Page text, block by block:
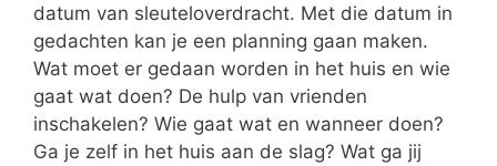
datum van sleuteloverdracht. Met die datum in
gedachten kan je een planning gaan maken.
Wat moet er gedaan worden in het huis en wie
gaat wat doen? De hulp van vrienden
inschakelen? Wie gaat wat en wanneer doen?
Ga je zelf in het huis aan de slag? Wat ga jij